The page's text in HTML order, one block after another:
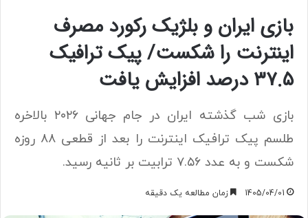
بازی ایران و بلژیک رکورد مصرف
اینترنت را شکست/ پیک ترافیک
۳۷.۵ درصد افزایش یافت
بازی شب گذشته ایران در جام جهانی ۲۰۲۶ بالاخره
طلسم پیک ترافیک اینترنت را بعد از قطعی ۸۸ روزه
شکست و به عدد ۷.۵۶ ترابیت بر ثانیه رسید.
1405/04/01 زمان مطالعه یک دقیقه